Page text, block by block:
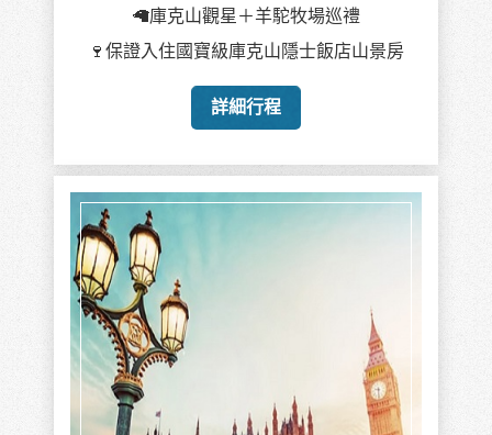
🦙庫克山觀星＋羊駝牧場巡禮
🍷保證入住國寶級庫克山隱士飯店山景房
詳細行程